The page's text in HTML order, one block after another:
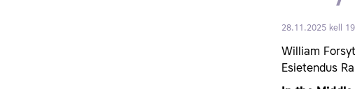
28.11.2025 kell
William
Esietendus